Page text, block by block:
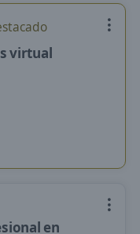
virtual
en